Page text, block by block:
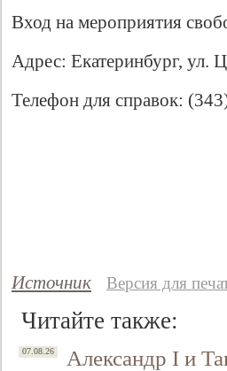
Вход на мероприятия
Адрес: Екатеринбург, ул.
Телефон для справок:
Источник Версия для
Читайте также:
07.08.26 Александр I и